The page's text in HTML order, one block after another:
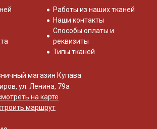
Работы из наших тканей
Наши контакты
Способы оплаты и
реквизиты
Типы тканей
магазин Купава
ул. Ленина, 79а
на карте
маршрут